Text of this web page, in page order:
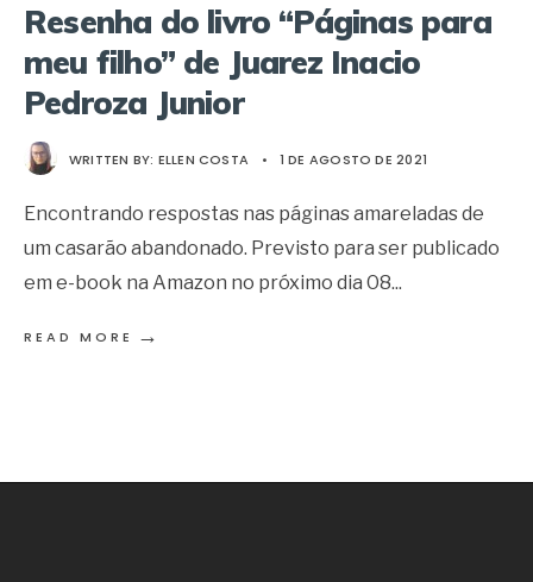
Resenha do livro “Páginas para
meu filho” de Juarez Inacio
Pedroza Junior
WRITTEN BY: ELLEN COSTA • 1 DE AGOSTO DE 2021
Encontrando respostas nas páginas amareladas de
um casarão abandonado. Previsto para ser publicado
em e-book na Amazon no próximo dia 08...
READ MORE →